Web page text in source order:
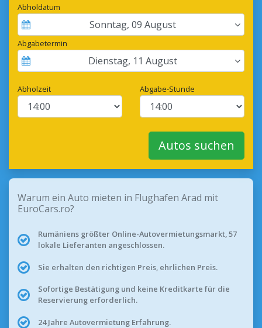
Abholdatum
Sonntag, 09 August
Abgabetermin
Dienstag, 11 August
Abholzeit Abgabe-Stunde
Autos suchen
Warum ein Auto mieten in Flughafen Arad mit
EuroCars.ro?
Rumäniens größter Online-Autovermietungsmarkt, 57
lokale Lieferanten angeschlossen.
Sie erhalten den richtigen Preis, ehrlichen Preis.
Sofortige Bestätigung und keine Kreditkarte für die
Reservierung erforderlich.
24 Jahre Autovermietung Erfahrung.